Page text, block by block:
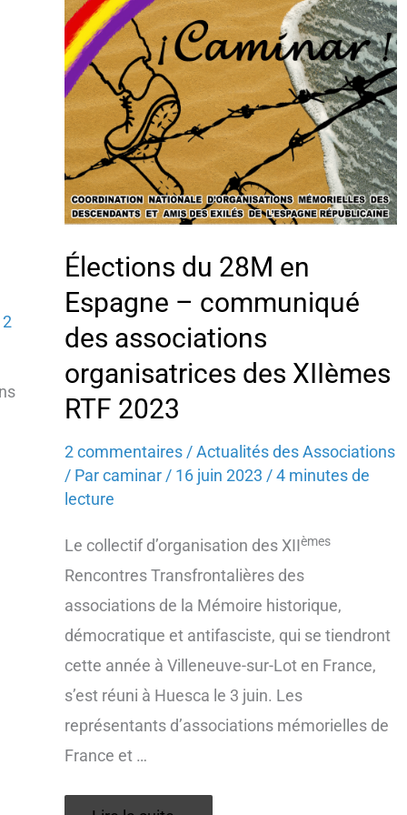
2
Élections du 28M en
Espagne – communiqué
des associations
organisatrices des XIIèmes
RTF 2023
2 commentaires /Actualités des Associations
/ Parcaminar / 16 juin 2023 /4 minutes de
lecture
Le collectif d’organisation des XIIèmes
Rencontres Transfrontalières des
associations de la Mémoire historique,
démocratique et antifasciste, qui se tiendront
cette année à Villeneuve-sur-Lot en France,
s’est réuni à Huesca le 3 juin. Les
représentants d’associations mémorielles de
France et …